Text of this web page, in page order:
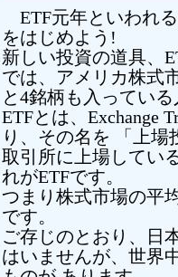
ETF元年といわれ
をはじめよう!
新しい投資の道具、
では、アメリカ株式
と4銘柄も入ってい
ETFとは、Exchange
り、その名を 「上
取引所に上場してい
れがETFです。
つまり株式市場の平
です。
ご存じのとおり、日
はいませんが、世界